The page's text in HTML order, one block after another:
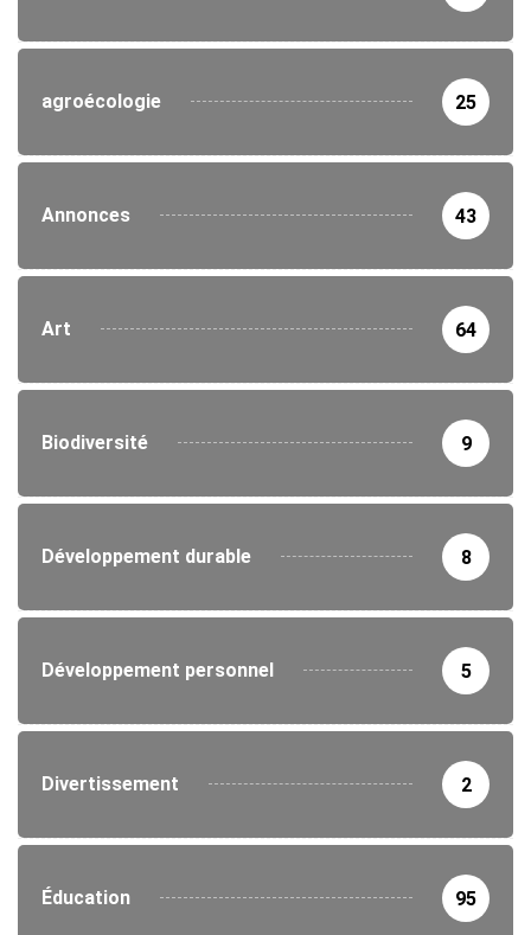
agroécologie 25
Annonces 43
Art 64
Biodiversité 9
Développement durable 8
Développement personnel 5
Divertissement 2
Éducation 95